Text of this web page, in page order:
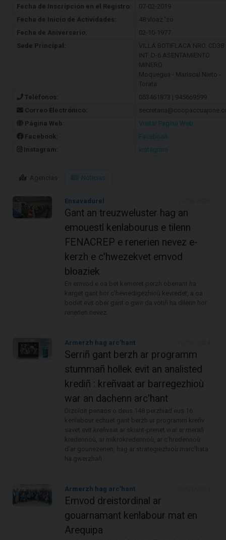
Fecha de Inscripción en el Registro:
07-02-2019
Fecha de Inicio de Actividades:
48 vloaz 'zo
Fecha de Aniversario:
02-10-1977
Sede Principal:
VILLA BOTIFLACA NRO. CD38
INT. D-6 ASENTAMIENTO
MINERO
Moquegua - Mariscal Nieto -
Torata
Teléfonos:
053461873 | 945669599
Correo Electrónico:
Página Web:
Visitar Pagina Web
Facebook:
Facebook
Instagram:
Instagram
Agencias Noticias
Ensavadurel
Gant an treuzweluster hag an
emouestl kenlabourus e tilenn
FENACREP e renerien nevez e-
kerzh e c'hwezekvet emvod
bloaziek
En emvod e oa bet kemeret perzh oberiant ha
karget gant hor c'hevredigezhioù kevredet, a oa
bodet evit ober gant o gwir da votiñ ha dilenn hor
renerien nevez.
Armerzh hag arc'hant
Serriñ gant berzh ar programm
stummañ hollek evit an analisted
krediñ : kreñvaat ar barregezhioù
war an dachenn arc'hant
Dizoloit penaos o deus 148 perzhiad eus 16
kenlabour echuet gant berzh ur programm kreñv
savet evit kreñvaat ar skiant-prenet war ar merañ
kredennoù, ar mikrokredennoù, ar c'hredennoù
d'ar gounezerien, hag ar strategiezhioù marc'hata
ha gwerzhañ.
Armerzh hag arc'hant
Emvod dreistordinal ar
gouarnamant kenlabour mat en
Arequipa